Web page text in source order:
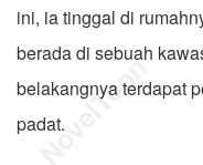
ini, ia tinggal di
berada di sebuah
belakangnya terdapat
padat.